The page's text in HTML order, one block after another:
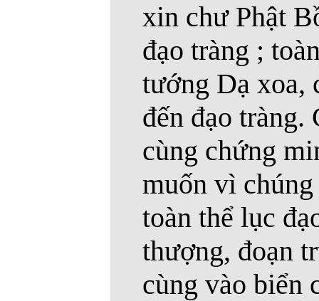
xin chư Phật
đạo tràng ;
tướng Dạ xoa,
đến đạo tràng.
cùng chứng
muốn vì
toàn thể lục
thượng, đoạn
cùng vào biển